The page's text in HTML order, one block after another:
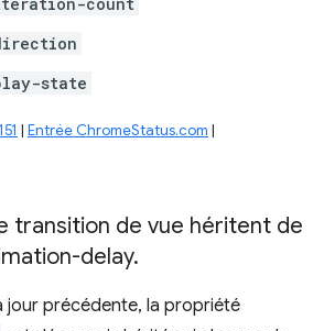
state
| Entrée ChromeStatus.com |
transition de vue héritent de
delay.
jour précédente, la propriété